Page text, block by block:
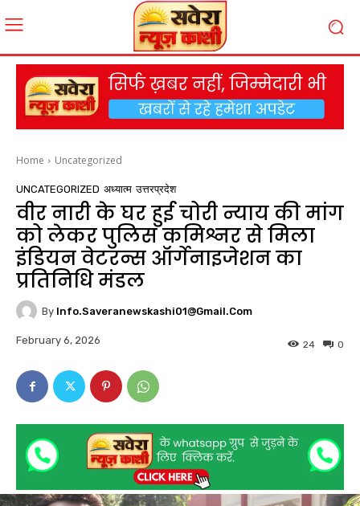
Home Uncategorized
UNCATEGORIZED अध्यात्म उत्तरप्रदेश
वीर नारी के घर हुई चोरी न्याय की मांग
को लेकर पुलिस कमिश्नर से मिला
इंडियन वेटरन्स ऑर्गेनाइजेशन का
प्रतिनिधि मंडल
By Info.saveranewskashi01@gmail.com
February 6, 2026 0
24